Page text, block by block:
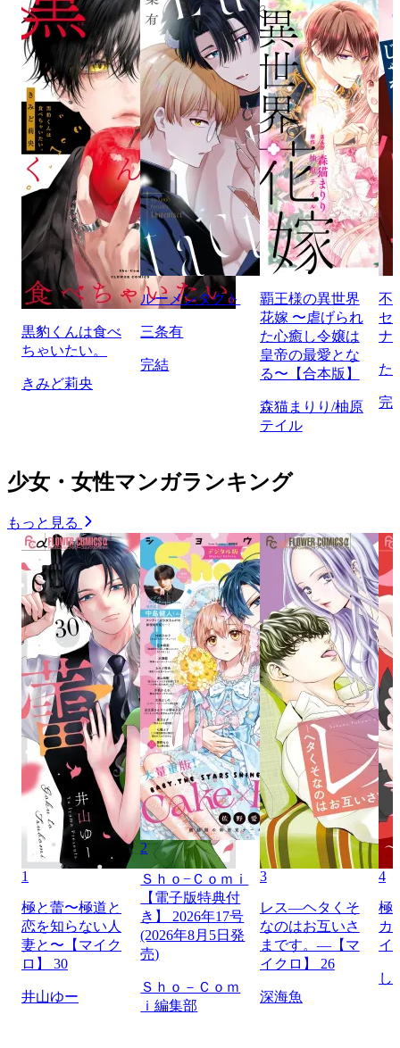
黒豹くんは食べ
ちゃいたい。
きみど莉央
ルーメンタクト
三条有
完結
覇王様の異世界
花嫁 〜虐げられ
た心癒し令嬢は
皇帝の最愛とな
る〜【合本版】
森猫まりり/柚原
テイル
不
セ
ナ
た
完
少女・女性マンガランキング
もっと見る
1
極と蕾〜極道と
恋を知らない人
妻と〜【マイク
ロ】 30
井山ゆー
2
Ｓｈｏ−Ｃｏｍｉ
【電子版特典付
き】 2026年17号
(2026年8月5日発
売)
Ｓｈｏ－Ｃｏｍ
ｉ編集部
3
レス―ヘタくそ
なのはお互いさ
まです。―【マ
イクロ】 26
深海魚
4
極
カ
イ
し